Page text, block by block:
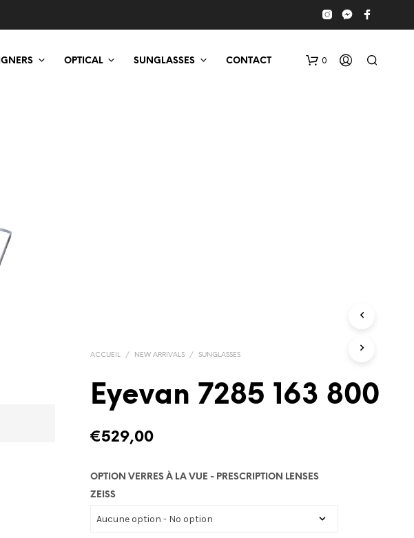
OPTICAL SUNGLASSES CONTACT 0
ACCUEIL / NEW ARRIVALS / SUNGLASSES
Eyevan 7285 163 800
€529,00
OPTION VERRES À LA VUE - PRESCRIPTION LENSES
ZEISS